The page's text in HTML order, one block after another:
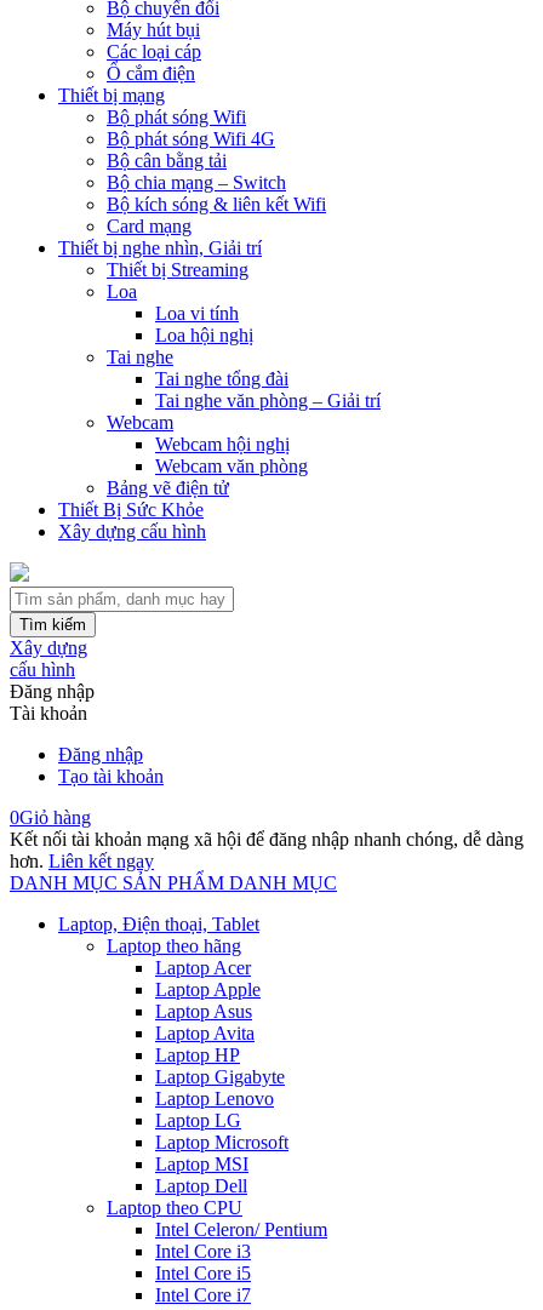
Bộ chuyển đổi
Máy hút bụi
Các loại cáp
Ổ cắm điện
Thiết bị mạng
Bộ phát sóng Wifi
Bộ phát sóng Wifi 4G
Bộ cân bằng tải
Bộ chia mạng – Switch
Bộ kích sóng & liên kết Wifi
Card mạng
Thiết bị nghe nhìn, Giải trí
Thiết bị Streaming
Loa
Loa vi tính
Loa hội nghị
Tai nghe
Tai nghe tổng đài
Tai nghe văn phòng – Giải trí
Webcam
Webcam hội nghị
Webcam văn phòng
Bảng vẽ điện tử
Thiết Bị Sức Khỏe
Xây dựng cấu hình
Tìm kiếm
Xây dựng
cấu hình
Đăng nhập
Tài khoản
Đăng nhập
Tạo tài khoản
0Giỏ hàng
Kết nối tài khoản mạng xã hội để đăng nhập nhanh chóng, dễ dàng
hơn. Liên kết ngay
DANH MỤC SẢN PHẨM DANH MỤC
Laptop, Điện thoại, Tablet
Laptop theo hãng
Laptop Acer
Laptop Apple
Laptop Asus
Laptop Avita
Laptop HP
Laptop Gigabyte
Laptop Lenovo
Laptop LG
Laptop Microsoft
Laptop MSI
Laptop Dell
Laptop theo CPU
Intel Celeron/ Pentium
Intel Core i3
Intel Core i5
Intel Core i7